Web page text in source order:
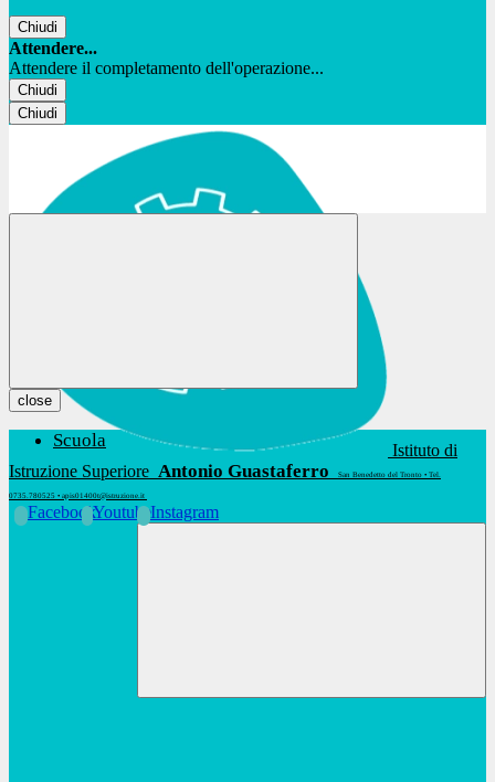
Chiudi
Attendere...
Attendere il completamento dell'operazione...
Chiudi
Chiudi
Istituto di
Istruzione Superiore Antonio Guastaferro San Benedetto del Tronto • Tel.
0735.780525 • apis01400t@istruzione.it
FacebookYoutubeInstagram
close
Scuola